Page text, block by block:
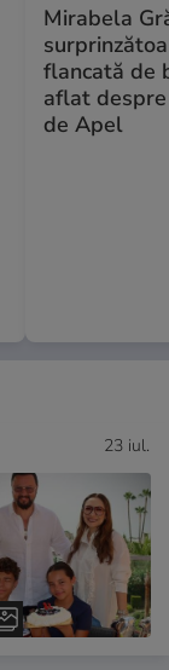
Mirabela
flancată de
aflat
de Apel
23 iul.